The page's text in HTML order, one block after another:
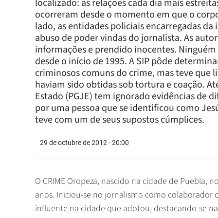
localizado: as relações cada dia mais
ocorreram desde o momento em que o
lado, as entidades policiais encarregadas
abuso de poder vindas do jornalista. As
informações e prendido inocentes.
desde o início de 1995. A SIP pôde
criminosos comuns do crime, mas teve que
haviam sido obtidas sob tortura e coação.
Estado (PGJE) tem ignorado evidências de
por uma pessoa que se identificou como
teve com um de seus supostos cúmplices.
29 de octubre de 2012 - 20:00
O CRIME Oropeza, nascido na cidade de Puebla, no centro do México, morou em Ciudad Juárez por trinta anos. Iniciou-se no jornalismo como colaborador ocasional para várias publicações. Era um homem influente na cidade que adotou, destacando-se na organização de campanhas cívicas contra a corrupção, a fraude eleitoral e outros males que assolam esta cidade fronteiriça com os Estados Unidos. Em 1986, os editores do Diario de Juárez convidaram-no para escrever para o jornal. Com sua coluna diária, intitulada "À Mi Manera" ("A Minha Maneira"), Oropeza se transformou em um jornalista muito influente, delatando atos de corrupção, criticando as autoridades por violações dos direitos humanos e denunciando a influência que os grupos de traficantes de drogas começavam a exercer na cidade. Entre 1986 e 1992, devido à sua proximidade dos Estados Unidos, Ciudad Juárez se transformou em uma cidade-chave para os traficantes de drogas. Surgiu então o Cartel de Juárez  dominado pelos chefões Rafael Aguilar Guajardo, Rafael Muñoz Talavera e Amado Carillo Fuentes , que se tornou poderoso e começou a corromper os integrantes da Polícia Judiciária Federal (PJF) e a Polícia Judiciária do Estado (PJE). Oropeza passou das críticas à fraude eleitoral às declarações de que a polícia, ao invés de manter a ordem pública, encobria ou participava das ações violentas dos traficantes de drogas em seu desejo de controlar a região. Em suas últimas colunas, atacou duramente o chefe da polícia federal, Elías Ramírez, e Javier Coello Trejo, subprocurador especial do Combate ao Narcotráfico. Nesta época, Oropeza começou a receber ameaças anônimas. Uma voz masculina desconhecida lhe avisava, por telefone: "Você passou das medidas, doutorzinho, e vai se ver conosco", como recorda sua viúva e segunda esposa Patrícia Martínez Téllez. As ameaças se redobravam conforme ele continuava a escrever sobre corrupção e irregularidades na Procuradoria-Geral da República (PGR). "Era sempre a mesma pessoa, e com voz masculina. Nunca demos parte à polícia, mas através de sua coluna ele tornava as ameaças públicas", recorda-se sua esposa. Oropeza foi assassinado depois de voltar de uma viagem por diferentes estados do México, na qual entrevistou vários candidatos a governador. Seu filho mais novo, que geralmente o acompanhava no consultório médico, não estava com ele nesta tarde; os assassinos encontraram-no sozinho. As últimas pessoas que o viram com vida foram Rosalba Chavarría de Azamar e Edmundo Azamar Gómez, um casal idoso que foi atendido por ele às 19h30. Declararam que ao sair do consultório encontraram quatro homens, que aparentavam ter entre 20 e 25 anos, sentados na sala de espera. Edmundo Azamar observou, enquanto saía, que um dos suspeitos entrava na sala de consultas de Oropeza. Várias pessoas foram testemunhas dos movimentos dos assassinos. Um vizinho disse à polícia que um dos rapazes havia vigiado o consultório por vários minutos antes de se juntar a seus cúmplices e entrar no consultório. Outra paciente, que foi atendida por Oropeza antes do casal, também declarou ter visto, ao sair, um rapaz observando o prédio de forma suspeita. A polícia ignorou todas essas declarações. Todos as testemunhas declararam ter visto quatro homens, mas a polícia insistiu em seu relatório final que eram apenas três os assassinos. Oropeza foi assassinado com 14 facadas. Segundo o relatório médico legal, reagiu com energia contra o ataque, ainda que sua resistência tenha rapidamente se enfraquecido devido à perda de sangue. Os assassinos não levaram nenhum objeto de valor, nem os U$1,000 em moeda mexicana que estavam no consultório, razão pela qual se considera que o crime tenha sido uma represália a seu trabalho jornalístico. José Guadalupe Bolaños García, um vizinho que estava esperando por alguém que viria buscá-lo de carro, disse à polícia que os quatro suspeitos bateram a porta e se retiraram caminhando normalmente. Naquela noite, a esposa de Oropeza passou pelo consultório às 21 horas com a intenção de buscar o marido para irem juntos para casa. Bateu insistentemente na porta mas não teve resposta. Viu que a luz da sala de consultas estava acesa e a da sala de espera apagada, quando normalmente seu marido trabalhava com todas as luzes acesas. Seu carro estava estacionado a poucos metros do consultório, no lugar de sempre. Preocupada, voltou para casa e, como não encontrasse o marido, pediu ao filho mais novo, José Alejandro, que tinha outra chave do consultório, que fosse com ela verificar o que se passava. Finalmente, quase à meianoite, encontraram o jornalista morto,